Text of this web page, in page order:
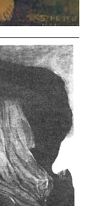
auf die Bilder klicken